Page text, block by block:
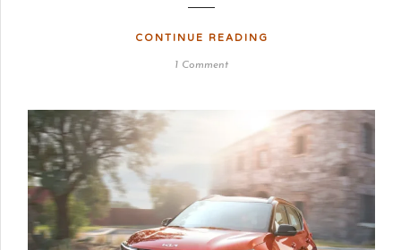
CONTINUE READING
1 Comment